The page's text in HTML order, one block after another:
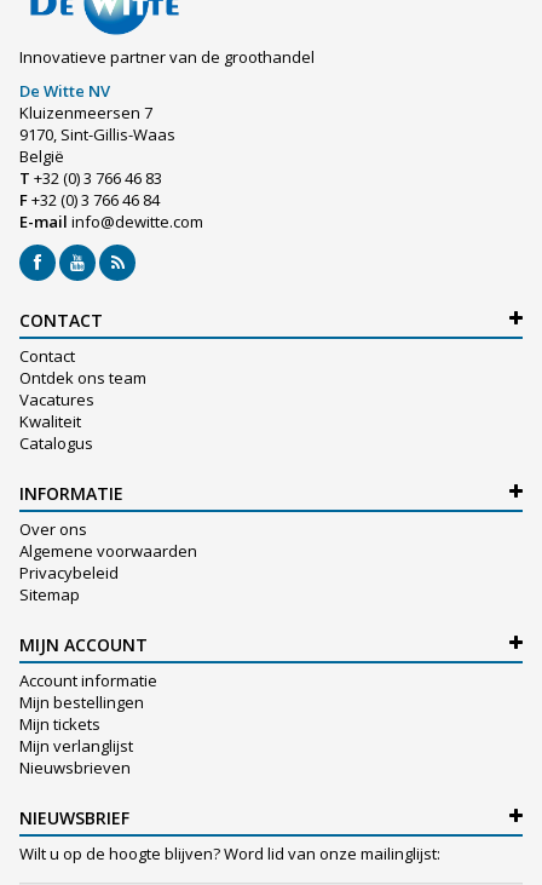
Innovatieve partner van de groothandel
De Witte NV
Kluizenmeersen 7
9170, Sint-Gillis-Waas
België
T +32 (0) 3 766 46 83
F+32 (0) 3 766 46 84
E-mail info@dewitte.com
CONTACT
Contact
Ontdek ons team
Vacatures
Kwaliteit
Catalogus
INFORMATIE
Over ons
Algemene voorwaarden
Privacybeleid
Sitemap
MIJN ACCOUNT
Account informatie
Mijn bestellingen
Mijn tickets
Mijn verlanglijst
Nieuwsbrieven
NIEUWSBRIEF
Wilt u op de hoogte blijven? Word lid van onze mailinglijst: